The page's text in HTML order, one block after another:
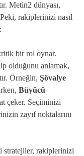
Metin2 dünyası,
rakiplerinizi nasıl
bir rol oynar.
olduğunu anlamak,
Örneğin, Şövalye
Büyücü
çeker. Seçiminizi
zayıf noktalarını
stratejiler, rakiplerinizi